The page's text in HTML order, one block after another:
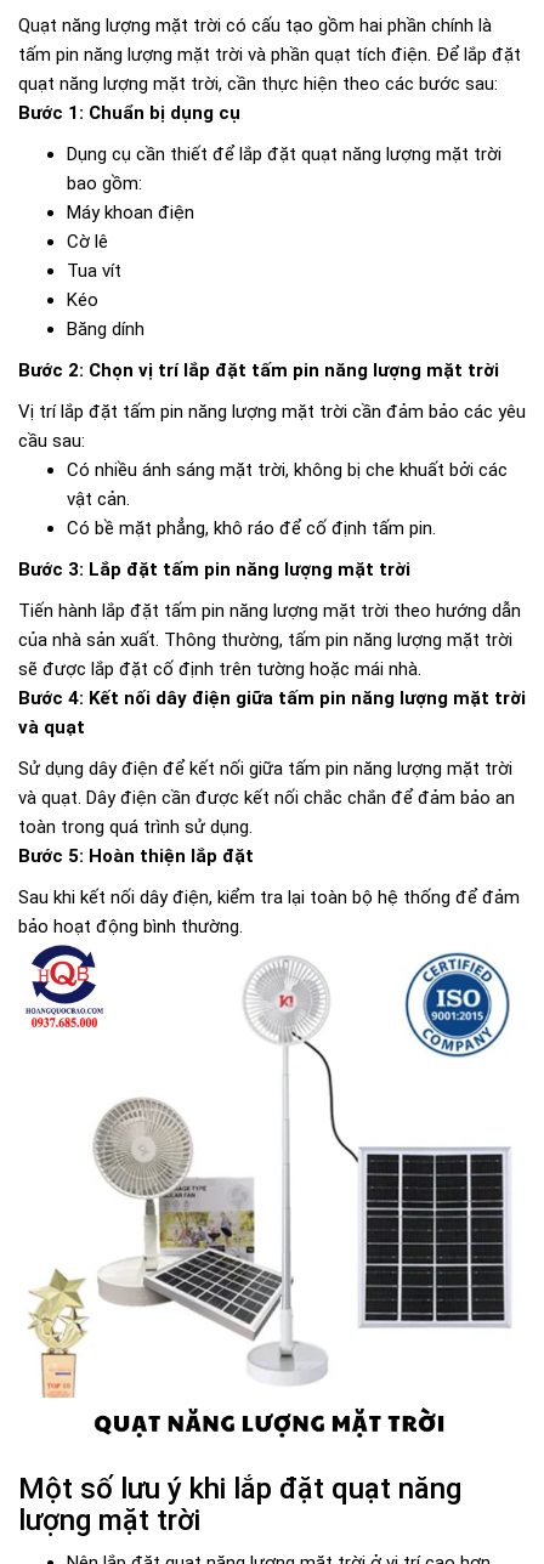
Quạt năng lượng mặt trời có cấu tạo gồm hai phần chính là
tấm pin năng lượng mặt trời và phần quạt tích điện. Để lắp đặt
quạt năng lượng mặt trời, cần thực hiện theo các bước sau:
Bước 1: Chuẩn bị dụng cụ
Dụng cụ cần thiết để lắp đặt quạt năng lượng mặt trời
bao gồm:
Máy khoan điện
Cờ lê
Tua vít
Kéo
Băng dính
Bước 2: Chọn vị trí lắp đặt tấm pin năng lượng mặt trời
Vị trí lắp đặt tấm pin năng lượng mặt trời cần đảm bảo các yêu
cầu sau:
Có nhiều ánh sáng mặt trời, không bị che khuất bởi các
vật cản.
Có bề mặt phẳng, khô ráo để cố định tấm pin.
Bước 3: Lắp đặt tấm pin năng lượng mặt trời
Tiến hành lắp đặt tấm pin năng lượng mặt trời theo hướng dẫn
của nhà sản xuất. Thông thường, tấm pin năng lượng mặt trời
sẽ được lắp đặt cố định trên tường hoặc mái nhà.
Bước 4: Kết nối dây điện giữa tấm pin năng lượng mặt trời
và quạt
Sử dụng dây điện để kết nối giữa tấm pin năng lượng mặt trời
và quạt. Dây điện cần được kết nối chắc chắn để đảm bảo an
toàn trong quá trình sử dụng.
Bước 5: Hoàn thiện lắp đặt
Sau khi kết nối dây điện, kiểm tra lại toàn bộ hệ thống để đảm
bảo hoạt động bình thường.
Một số lưu ý khi lắp đặt quạt năng
lượng mặt trời